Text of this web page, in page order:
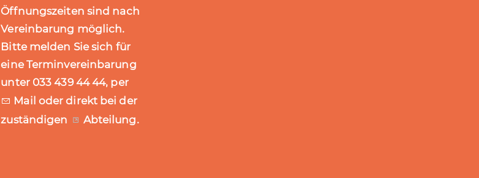
Öffnungszeiten sind nach
Vereinbarung möglich.
Bitte melden Sie sich für
eine Terminvereinbarung
unter 033 439 44 44, per
Mail oder direkt bei der
zuständigen
Abteilung.